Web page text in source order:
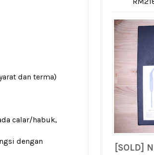
dan terma)
calar/habuk,
dengan
[SOLD]